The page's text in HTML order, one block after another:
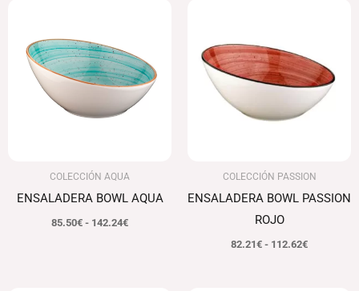
COLECCIÓN AQUA
ENSALADERA BOWL AQUA
85.50€ - 142.24€
85.50€
hasta
142.24€
COLECCIÓN PASSION
ENSALADERA BOWL PASSION
ROJO
82.21€ - 112.62€
82.21€
hasta
112.62€